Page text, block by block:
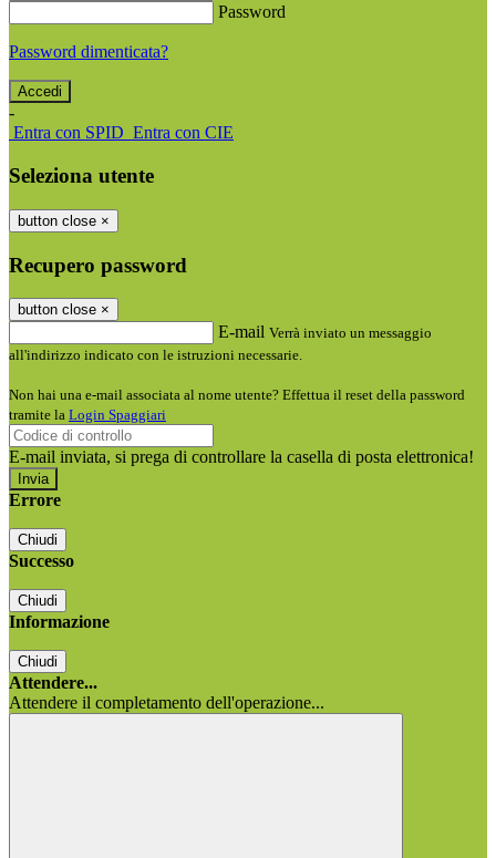
Password
Password dimenticata?
-
Entra con SPID Entra con CIE
Seleziona utente
button close ×
Recupero password
button close ×
E-mail Verrà inviato un messaggio
all'indirizzo indicato con le istruzioni necessarie.
Non hai una e-mail associata al nome utente? Effettua il reset della password
tramite la Login Spaggiari
E-mail inviata, si prega di controllare la casella di posta elettronica!
Errore
Chiudi
Successo
Chiudi
Informazione
Chiudi
Attendere...
Attendere il completamento dell'operazione...